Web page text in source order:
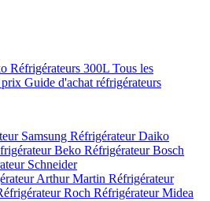
Réfrigérateurs 300L Tous les
prix Guide d'achat réfrigérateurs
Samsung Réfrigérateur Daiko
Beko Réfrigérateur Bosch
Schneider
Arthur Martin Réfrigérateur
Roch Réfrigérateur Midea